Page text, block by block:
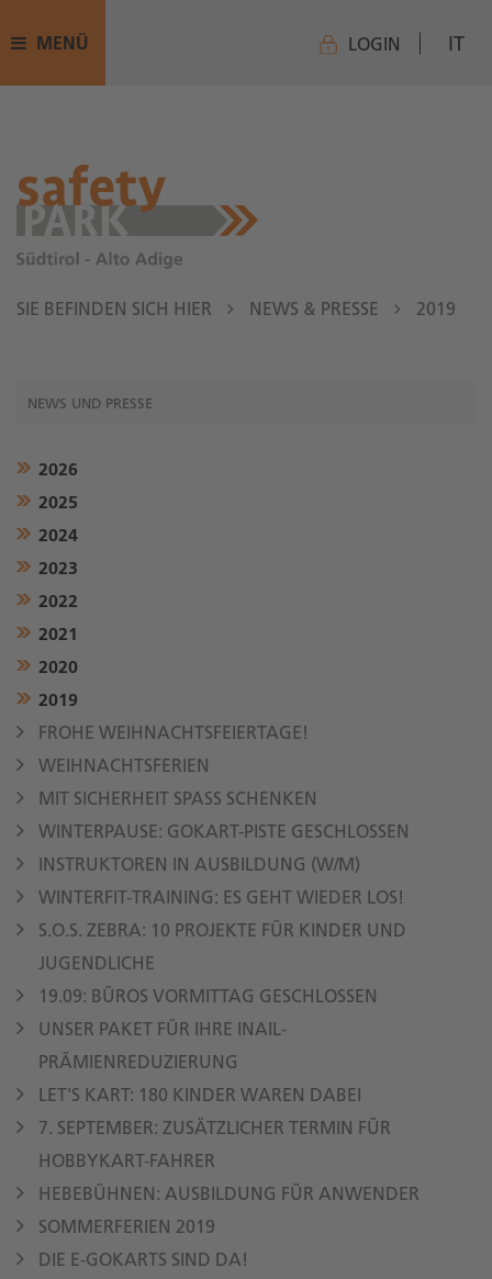
MENÜ LOGIN IT
SIE BEFINDEN SICH HIER NEWS & PRESSE 2019
NEWS UND PRESSE
2026
2025
2024
2023
2022
2021
2020
2019
FROHE WEIHNACHTSFEIERTAGE!
WEIHNACHTSFERIEN
MIT SICHERHEIT SPASS SCHENKEN
WINTERPAUSE: GOKART-PISTE GESCHLOSSEN
INSTRUKTOREN IN AUSBILDUNG (W/M)
WINTERFIT-TRAINING: ES GEHT WIEDER LOS!
S.O.S. ZEBRA: 10 PROJEKTE FÜR KINDER UND
JUGENDLICHE
19.09: BÜROS VORMITTAG GESCHLOSSEN
UNSER PAKET FÜR IHRE INAIL-
PRÄMIENREDUZIERUNG
LET'S KART: 180 KINDER WAREN DABEI
7. SEPTEMBER: ZUSÄTZLICHER TERMIN FÜR
HOBBYKART-FAHRER
HEBEBÜHNEN: AUSBILDUNG FÜR ANWENDER
SOMMERFERIEN 2019
DIE E-GOKARTS SIND DA!